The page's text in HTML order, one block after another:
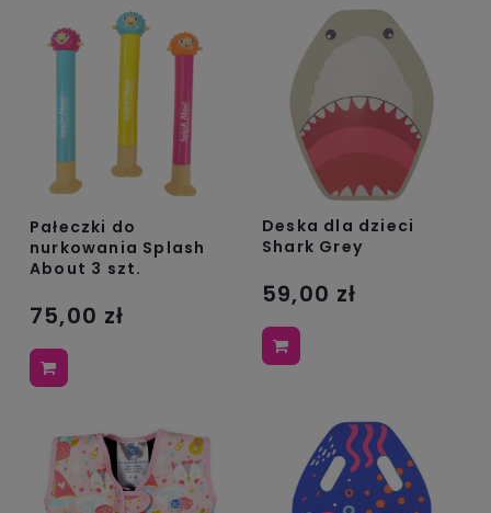
Pałeczki do
nurkowania Splash
About 3 szt.
75,00 zł
Deska dla dzieci
Shark Grey
59,00 zł